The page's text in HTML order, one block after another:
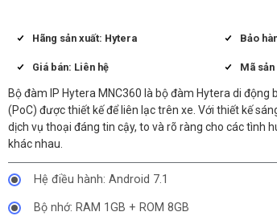
Hãng sản xuất: Hytera Bảo
Giá bán: Liên hệ Mã
Bộ đàm IP Hytera MNC360 là bộ đàm Hytera di động
(PoC) được thiết kế để liên lạc trên xe. Với thiết kế
dịch vụ thoại đáng tin cậy, to và rõ ràng cho các tình
khác nhau.
Hệ điều hành: Android 7.1
Bộ nhớ: RAM 1GB + ROM 8GB